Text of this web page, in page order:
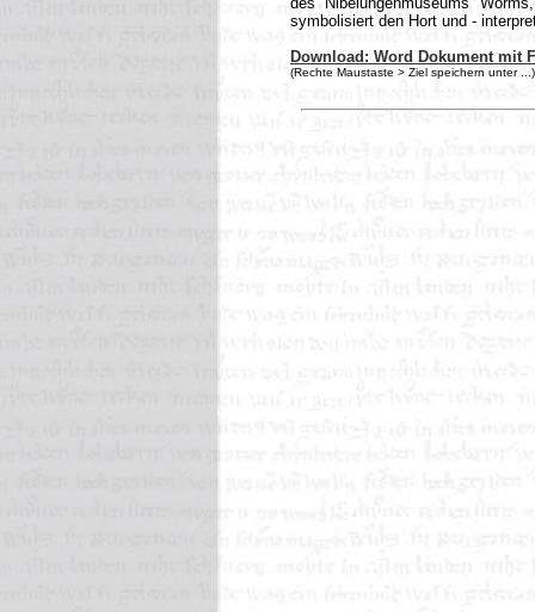
symbolisiert den Hort und -
Download: Word Dokument mit
(Rechte Maustaste > Ziel speichern unter ...)